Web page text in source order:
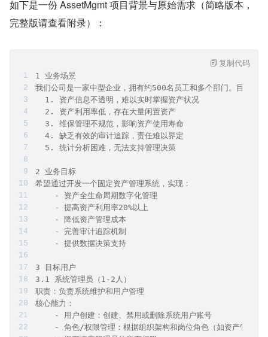
项目背景与原始需求是产品价值的源头定义与所有后续决策
的基石。它确立了“解决谁的什么问题、如何衡量成功”，是
整个产品开发流程中唯一不可逆的锚定点，后续所有工作都
如下是一份 AssetMgmt 项目背景与原始需求（简略版本，
完整版请查看附录）：
1 业务场景
我们公司是一家中型企业，拥有约500名员工和多个部门。目前公
  1. 资产信息不透明，难以实时掌握资产状况
  2. 资产利用率低，存在大量闲置资产
  3. 维保管理不规范，影响资产使用寿命
  4. 缺乏有效的审计追踪，责任难以界定
  5. 统计分析困难，无法支持管理决策
2 业务目标
希望通过开发一个固定资产管理系统，实现：
    - 资产全生命周期数字化管理
    - 提高资产利用率20%以上
    - 降低资产管理成本
    - 完善审计追踪机制